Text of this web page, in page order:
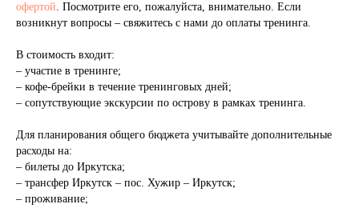
офертой. Посмотрите его, пожалуйста, внимательно. Если
возникнут вопросы – свяжитесь с нами до оплаты тренинга.
В стоимость входит:
– участие в тренинге;
– кофе-брейки в течение тренинговых дней;
– сопутствующие экскурсии по острову в рамках тренинга.
Для планирования общего бюджета учитывайте дополнительные
расходы на:
– билеты до Иркутска;
– трансфер Иркутск – пос. Хужир – Иркутск;
– проживание;